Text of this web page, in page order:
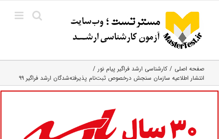
content
صفحه اصلی
کارشناسی ارشد فراگیر پیام نور
انتشار اطلاعیه سازمان سنجش درخصوص ثبت‌نام پذیرفته‌شدگان ارشد فراگیر ۹۹